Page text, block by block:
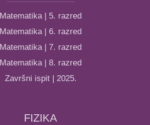
Matematika | 5. razred
Matematika | 6. razred
Matematika | 7. razred
Matematika | 8. razred
Završni ispit | 2025.
FIZIKA